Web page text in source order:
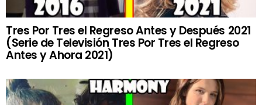
Tres Por Tres el Regreso Antes y Después 2021
(Serie de Televisión Tres Por Tres el Regreso
Antes y Ahora 2021)